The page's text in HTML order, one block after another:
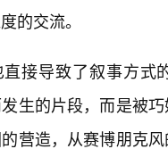
的交流。
接导致了叙事方式
生的片段，而是被
营造，从赛博朋克